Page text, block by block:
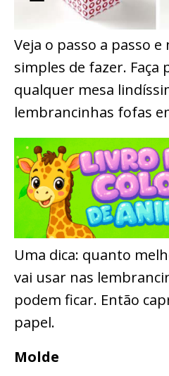
Veja o passo a passo
simples de fazer. Faça
qualquer mesa
lembrancinhas fofas
Uma dica: quanto
vai usar nas
podem ficar. Então
papel.
Molde